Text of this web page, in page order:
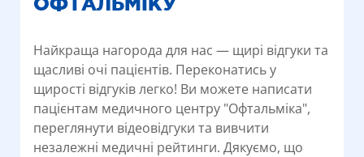
Найкраща нагорода для нас — щирі відгуки та
щасливі очі пацієнтів. Переконатись у
щирості відгуків легко! Ви можете написати
пацієнтам медичного центру "Офтальміка",
переглянути відеовідгуки та вивчити
незалежні медичні рейтинги. Дякуємо, що